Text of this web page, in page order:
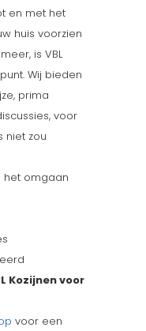
en met het
huis voorzien
is VBL
Wij bieden
prima
voor
niet zou
het omgaan
Kozijnen voor
voor een